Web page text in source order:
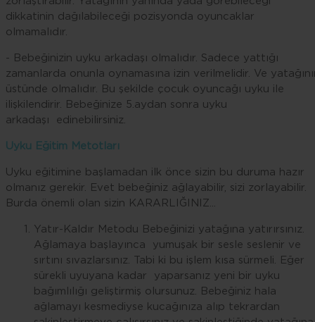
dikkatinin dağılabileceği pozisyonda oyuncaklar
olmamalıdır.
- Bebeğinizin uyku arkadaşı olmalıdır. Sadece yattığı
zamanlarda onunla oynamasına izin verilmelidir. Ve
üstünde olmalıdır. Bu şekilde çocuk oyuncağı uyku ile
ilişkilendirir. Bebeğinize 5.aydan sonra uyku
arkadaşı edinebilirsiniz.
Uyku Eğitim Metotları
Uyku eğitimine başlamadan ilk önce sizin bu duruma hazır
olmanız gerekir. Evet bebeğiniz ağlayabilir, sizi zorlayabilir.
Burda önemli olan sizin KARARLIĞINIZ...
Yatır-Kaldır Metodu Bebeğinizi yatağına yatırırsınız.
Ağlamaya başlayınca yumuşak bir sesle seslenir ve
sırtını sıvazlarsınız. Tabi ki bu işlem kısa sürmeli. Eğer
sürekli uyuyana kadar yaparsanız yeni bir uyku
bağımlılığı geliştirmiş olursunuz. Bebeğiniz hala
ağlamayı kesmediyse kucağınıza alıp tekrardan